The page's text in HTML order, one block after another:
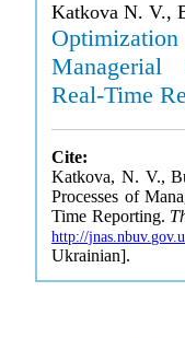
Katkova N. V.,
Managerial
Real-Time
Cite:
Katkova, N. V.,
Processes of
Time Reporting.
http://
Ukrainian].